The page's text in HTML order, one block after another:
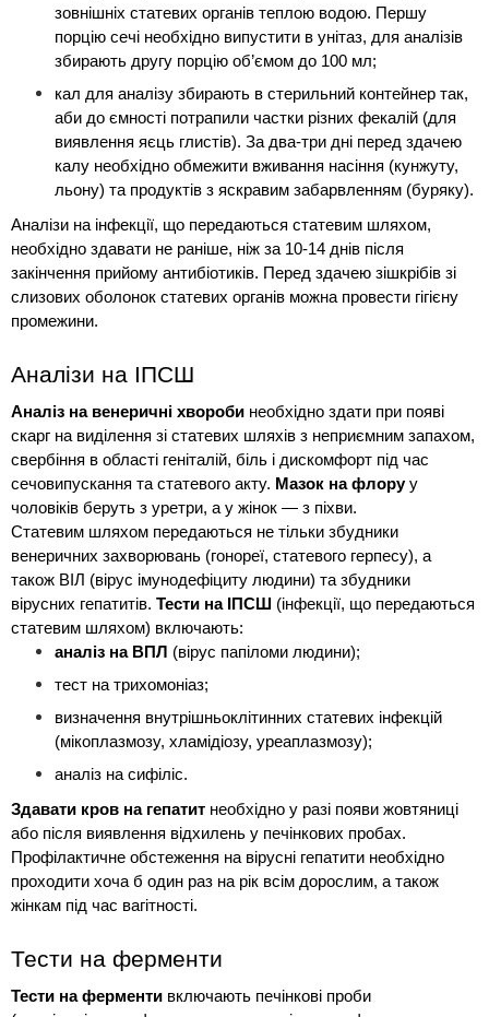
зовнішніх статевих органів теплою водою. Першу
порцію сечі необхідно випустити в унітаз, для аналізів
збирають другу порцію об’ємом до 100 мл;
кал для аналізу збирають в стерильний контейнер так,
аби до ємності потрапили частки різних фекалій (для
виявлення яєць глистів). За два-три дні перед здачею
калу необхідно обмежити вживання насіння (кунжуту,
льону) та продуктів з яскравим забарвленням (буряку).
Аналізи на інфекції, що передаються статевим шляхом,
необхідно здавати не раніше, ніж за 10-14 днів після
закінчення прийому антибіотиків. Перед здачею зішкрібів зі
слизових оболонок статевих органів можна провести гігієну
промежини.
Аналізи на ІПСШ
Аналіз на венеричні хвороби необхідно здати при появі
скарг на виділення зі статевих шляхів з неприємним запахом,
свербіння в області геніталій, біль і дискомфорт під час
сечовипускання та статевого акту. Мазок на флору у
чоловіків беруть з уретри, а у жінок — з піхви.
Статевим шляхом передаються не тільки збудники
венеричних захворювань (гонореї, статевого герпесу), а
також ВІЛ (вірус імунодефіциту людини) та збудники
вірусних гепатитів. Тести на ІПСШ (інфекції, що передаються
статевим шляхом) включають:
аналіз на ВПЛ (вірус папіломи людини);
тест на трихомоніаз;
визначення внутрішньоклітинних статевих інфекцій
(мікоплазмозу, хламідіозу, уреаплазмозу);
аналіз на сифіліс.
Здавати кров на гепатит необхідно у разі появи жовтяниці
або після виявлення відхилень у печінкових пробах.
Профілактичне обстеження на вірусні гепатити необхідно
проходити хоча б один раз на рік всім дорослим, а також
жінкам під час вагітності.
Тести на ферменти
Тести на ферменти включають печінкові проби